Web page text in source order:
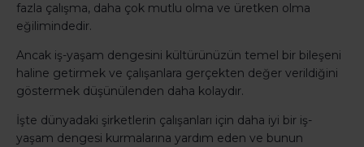
fazla çalışma, daha çok mutlu olma ve üretken olma
eğilimindedir.
Ancak iş-yaşam dengesini kültürünüzün temel bir bileşeni
haline getirmek ve çalışanlara gerçekten değer verildiğini
göstermek düşünülenden daha kolaydır.
İşte dünyadaki şirketlerin çalışanları için daha iyi bir iş-
yaşam dengesi kurmalarına yardım eden ve bunun